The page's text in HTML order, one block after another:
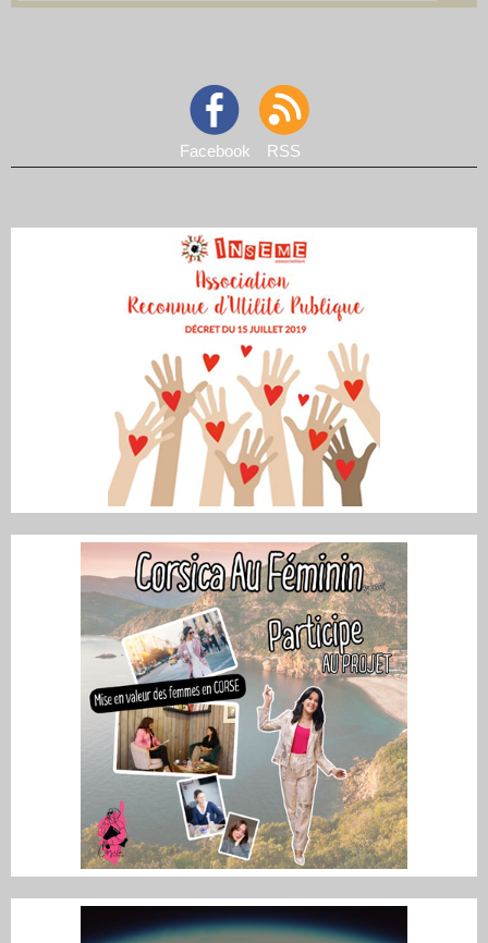
Facebook RSS